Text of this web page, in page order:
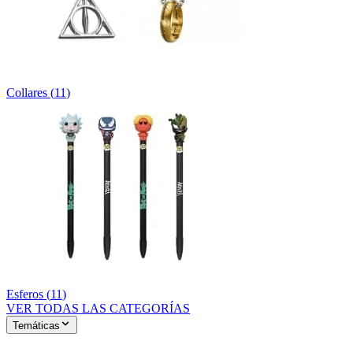
Collares (11)
Esferos (11)
VER TODAS LAS CATEGORÍAS
Temáticas